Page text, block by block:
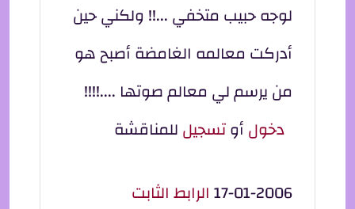
لوجه حبيب متخفي ...!! ولكني حين
أدركت معالمه الغامضة أصبح هو
من يرسم لي معالم صوتها ....!!!!
دخولأوتسجيلللمناقشة
17-01-2006الرابط الثابت